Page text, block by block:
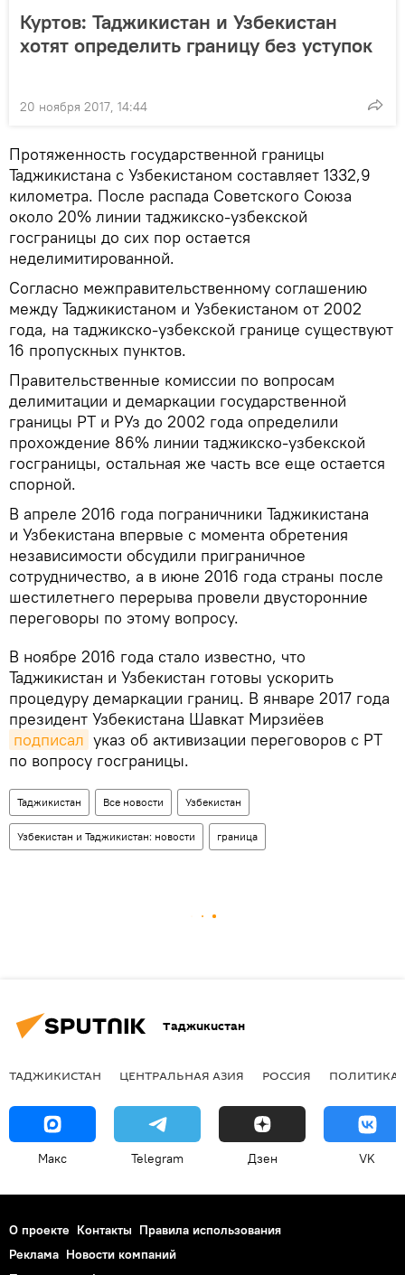
Куртов: Таджикистан и Узбекистан
хотят определить границу без уступок
20 ноября 2017, 14:44
Протяженность государственной границы
Таджикистана с Узбекистаном составляет 1332,9
километра. После распада Советского Союза
около 20% линии таджикско-узбекской
госграницы до сих пор остается
неделимитированной.
Согласно межправительственному соглашению
между Таджикистаном и Узбекистаном от 2002
года, на таджикско-узбекской границе существуют
16 пропускных пунктов.
Правительственные комиссии по вопросам
делимитации и демаркации государственной
границы РТ и РУз до 2002 года определили
прохождение 86% линии таджикско-узбекской
госграницы, остальная же часть все еще остается
спорной.
В апреле 2016 года пограничники Таджикистана
и Узбекистана впервые с момента обретения
независимости обсудили приграничное
сотрудничество, а в июне 2016 года страны после
шестилетнего перерыва провели двусторонние
переговоры по этому вопросу.
В ноябре 2016 года стало известно, что
Таджикистан и Узбекистан готовы ускорить
процедуру демаркации границ. В январе 2017 года
президент Узбекистана Шавкат Мирзиёев
подписал указ об активизации переговоров с РТ
по вопросу госграницы.
Таджикистан Все новости Узбекистан
Узбекистан и Таджикистан: новости граница
Таджикистан
ТАДЖИКИСТАН ЦЕНТРАЛЬНАЯ АЗИЯ РОССИЯ ПОЛИТИКА
Макс Telegram Дзен VK
О проекте Контакты Правила использования
Реклама Новости компаний